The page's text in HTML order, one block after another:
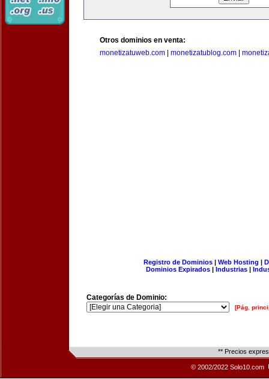
Otros dominios en venta:
monetizatuweb.com
monetizatublog.com
Registro de Dominios| Web Hosting |
Dominios Expirados | Industrias |
Categorías de Dominio:
[Pág.
** Precios
© 2002/2022 Solo10.com